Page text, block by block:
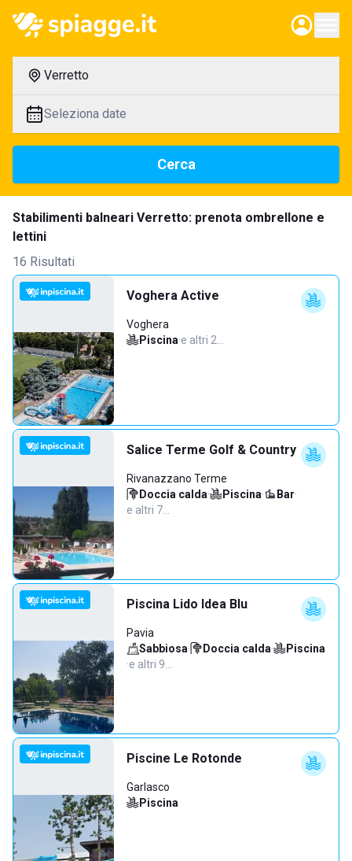
Verretto
Seleziona date
Cerca
Stabilimenti balneari Verretto: prenota ombrellone e
lettini
16 Risultati
Voghera Active
Voghera
Piscina·e altri 2…
Salice Terme Golf & Country
Rivanazzano Terme
Doccia calda· Piscina· Bar·
e altri 7…
Piscina Lido Idea Blu
Pavia
Sabbiosa· Doccia calda·
Piscina
·e altri 9…
Piscine Le Rotonde
Garlasco
Piscina